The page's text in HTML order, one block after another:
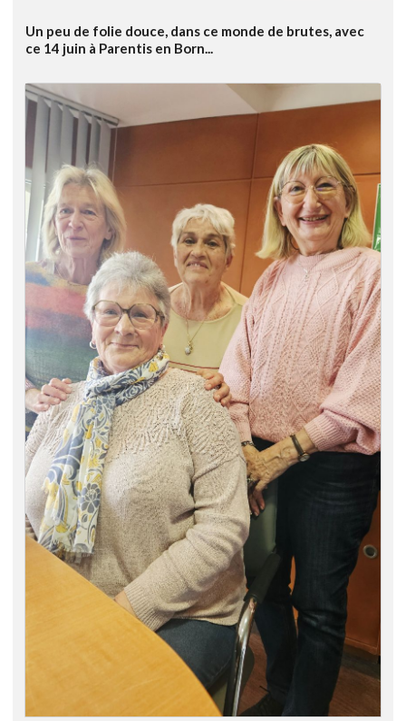
Un peu de folie douce, dans ce monde de brutes, avec
ce 14 juin à Parentis en Born...